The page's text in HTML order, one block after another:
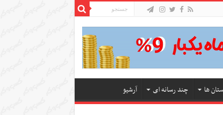
ها چند رسانه ای آرشیو